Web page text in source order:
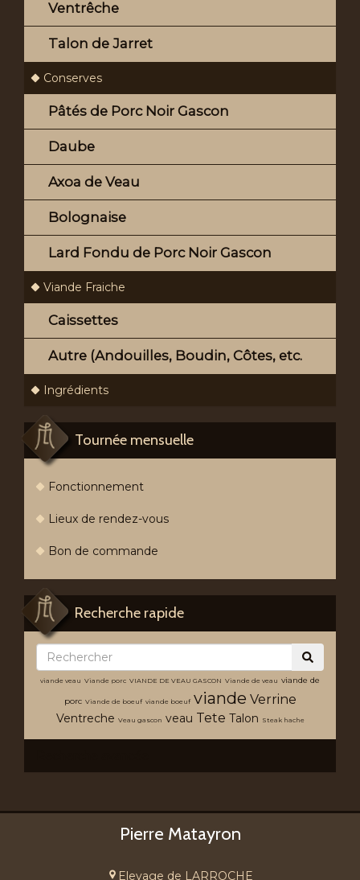
Ventrêche
Talon de Jarret
Conserves
Pâtés de Porc Noir Gascon
Daube
Axoa de Veau
Bolognaise
Lard Fondu de Porc Noir Gascon
Viande Fraiche
Caissettes
Autre (Andouilles, Boudin, Côtes, etc.
Ingrédients
Tournée mensuelle
Fonctionnement
Lieux de rendez-vous
Bon de commande
Recherche rapide
viande veau Viande porc VIANDE DE VEAU GASCON Viande de veau viande de
porc Viande de boeuf viande boeuf viande Verrine
Ventreche Veau gascon veau Tete Talon Steak hache
Pierre Matayron
Elevage de LARROCHE